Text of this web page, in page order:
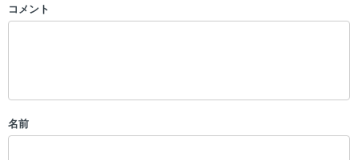
以下の書き込みを禁止とし、場合によってはコメント削除や書き込み制
・一度削除された投稿を再び投稿すること
コメント
名前